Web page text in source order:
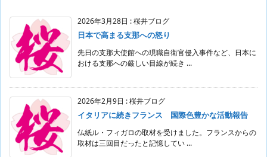
2026年3月28日 :桜井ブログ
日本で高まる支那への怒り
先日の支那大使館への現職自衛官侵入事件など、日本に
おける支那への厳しい目線が続き ...
2026年2月9日 :桜井ブログ
イタリアに続きフランス 国際色豊かな活動報告
仏紙ル・フィガロの取材を受けました。フランスからの
取材は三回目だったと記憶してい ...